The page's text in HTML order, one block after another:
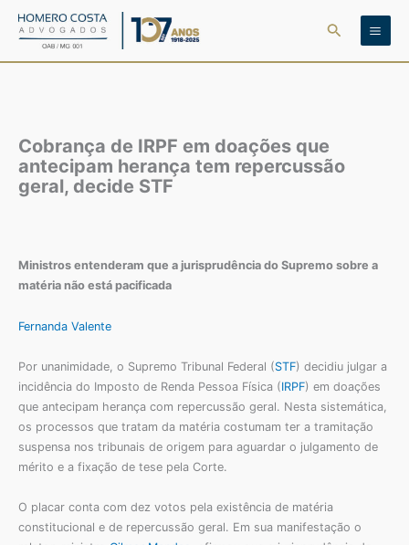
para
Pesquisar
Cobrança de IRPF em doações que
antecipam herança tem repercussão
geral, decide STF
Ministros entenderam que a jurisprudência do Supremo sobre a
matéria não está pacificada
Fernanda Valente
Por unanimidade, o Supremo Tribunal Federal (STF) decidiu julgar a
incidência do Imposto de Renda Pessoa Física (IRPF) em doações
que antecipam herança com repercussão geral. Nesta sistemática,
os processos que tratam da matéria costumam ter a tramitação
suspensa nos tribunais de origem para aguardar o julgamento de
mérito e a fixação de tese pela Corte.
O placar conta com dez votos pela existência de matéria
constitucional e de repercussão geral. Em sua manifestação o